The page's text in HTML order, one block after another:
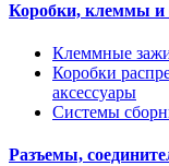
Коробки, клеммы и
Клеммные
Коробки
аксессуары
Системы
Разъемы,